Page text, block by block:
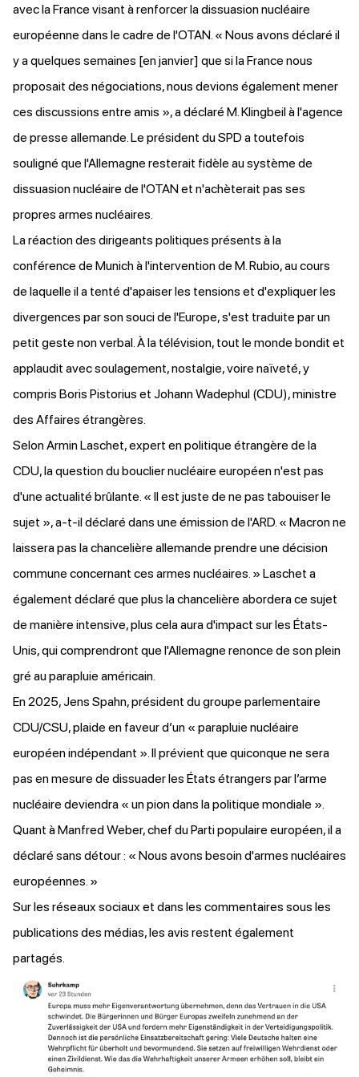
avec la France visant à renforcer la dissuasion nucléaire
européenne dans le cadre de l'OTAN. « Nous avons déclaré il
y a quelques semaines [en janvier] que si la France nous
proposait des négociations, nous devions également mener
ces discussions entre amis », a déclaré M. Klingbeil à l'agence
de presse allemande. Le président du SPD a toutefois
souligné que l'Allemagne resterait fidèle au système de
dissuasion nucléaire de l'OTAN et n'achèterait pas ses
propres armes nucléaires.
La réaction des dirigeants politiques présents à la
conférence de Munich à l'intervention de M. Rubio, au cours
de laquelle il a tenté d'apaiser les tensions et d'expliquer les
divergences par son souci de l'Europe, s'est traduite par un
petit geste non verbal. À la télévision, tout le monde bondit et
applaudit avec soulagement, nostalgie, voire naïveté, y
compris Boris Pistorius et Johann Wadephul (CDU), ministre
des Affaires étrangères.
Selon Armin Laschet, expert en politique étrangère de la
CDU, la question du bouclier nucléaire européen n'est pas
d'une actualité brûlante. « Il est juste de ne pas tabouiser le
sujet », a-t-il déclaré dans une émission de l'ARD. « Macron ne
laissera pas la chancelière allemande prendre une décision
commune concernant ces armes nucléaires. » Laschet a
également déclaré que plus la chancelière abordera ce sujet
de manière intensive, plus cela aura d'impact sur les États-
Unis, qui comprendront que l'Allemagne renonce de son plein
gré au parapluie américain.
En 2025, Jens Spahn, président du groupe parlementaire
CDU/CSU,plaide en faveur d’un « parapluie nucléaire
européen indépendant ». Il prévient que quiconque ne sera
pas en mesure de dissuader les États étrangers par l’arme
nucléaire deviendra « un pion dans la politique mondiale ».
Quant à Manfred Weber, chef du Parti populaire européen, il a
déclaré sans détour : « Nous avons besoin d'armes nucléaires
européennes. »
Sur les réseaux sociaux et dans les commentaires sous les
publications des médias, les avis restent également
partagés.